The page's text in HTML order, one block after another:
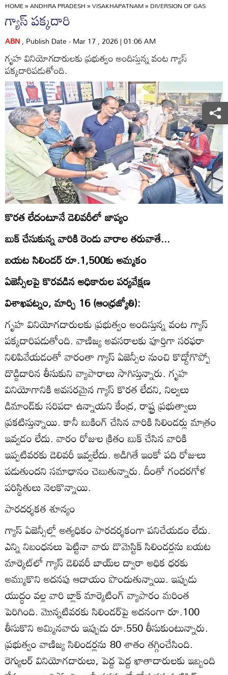
HOME»ANDHRA PRADESH»VISAKHAPATNAM»DIVERSION OF GAS
గ్యాస్‌ పక్కదారి
ABN, Publish Date - Mar 17 , 2026 | 01:06 AM
గృహ వినియోగదారులకు ప్రభుత్వం అందిస్తున్న వంట గ్యాస్‌
పక్కదారిపడుతోంది.
కొరత లేదంటూనే డెలివరీలో జాప్యం
బుక్‌ చేసుకున్న వారికి రెండు వారాల తరువాతే...
బయట సిలిండర్‌ రూ.1,500కు అమ్మకం
ఏజెన్సీలపై కొరవడిన అధికారుల పర్యవేక్షణ
విశాఖపట్నం, మార్చి 16 (ఆంధ్రజ్యోతి):
గృహ వినియోగదారులకు ప్రభుత్వం అందిస్తున్న వంట గ్యాస్‌
పక్కదారిపడుతోంది. వాణిజ్య అవసరాలకు పూర్తిగా సరఫరా
నిలిపివేయడంతో వారంతా గ్యాస్‌ ఏజెన్సీల నుంచి కొద్దోగొప్పో
దొడ్డిదారిన తీసుకుని వ్యాపారాలు సాగిస్తున్నారు. గృహ
వినియోగానికి అవసరమైన గ్యాస్‌ కొరత లేదని, నిల్వలు
డిమాండ్‌కు సరిపడా ఉన్నాయని కేంద్ర, రాష్ట్ర ప్రభుత్వాలు
ప్రకటిస్తున్నాయి. కానీ బుకింగ్‌ చేసిన వారికి సిలిండర్లు మాత్రం
ఇవ్వడం లేదు. వారం రోజుల క్రితం బుక్‌ చేసిన వారికి
ఇప్పటివరకు డెలివరీ ఇవ్వలేదు. అడిగితే ఇంకో పది రోజులు
పడుతుందని సమాధానం చెబుతున్నారు. దీంతో గందరగోళ
పరిస్థితులు నెలకొన్నాయి.
పారదర్శకత శూన్యం
గ్యాస్‌ ఏజెన్సీల్లో అత్యధికం పారదర్శకంగా పనిచేయడం లేదు.
ఎన్ని నిబంధనలు పెట్టినా వారు డొమెస్టిక్‌ సిలిండర్లను బయట
మార్కెట్‌లో గ్యాస్‌ డెలివరీ బాయ్‌ల ద్వారా అధిక ధరకు
అమ్ముకొని అదనపు ఆదాయం పొందుతున్నాయి. ఇప్పుడు
యుద్ధం వల్ల వారి బ్లాక్‌ మార్కెటింగ్‌ వ్యాపారం మరింత
పెరిగింది. మొన్నటివరకు సిలిండర్‌పై అదనంగా రూ.100
తీసుకొని అమ్మినవారు ఇప్పుడు రూ.550 తీసుకుంటున్నారు.
ప్రభుత్వం వాణిజ్య సిలిండర్లను 80 శాతం తగ్గించేసింది.
రెగ్యులర్‌ వినియోగదారులు, పెద్ద పెద్ద ఖాతాదారులకు ఇబ్బంది